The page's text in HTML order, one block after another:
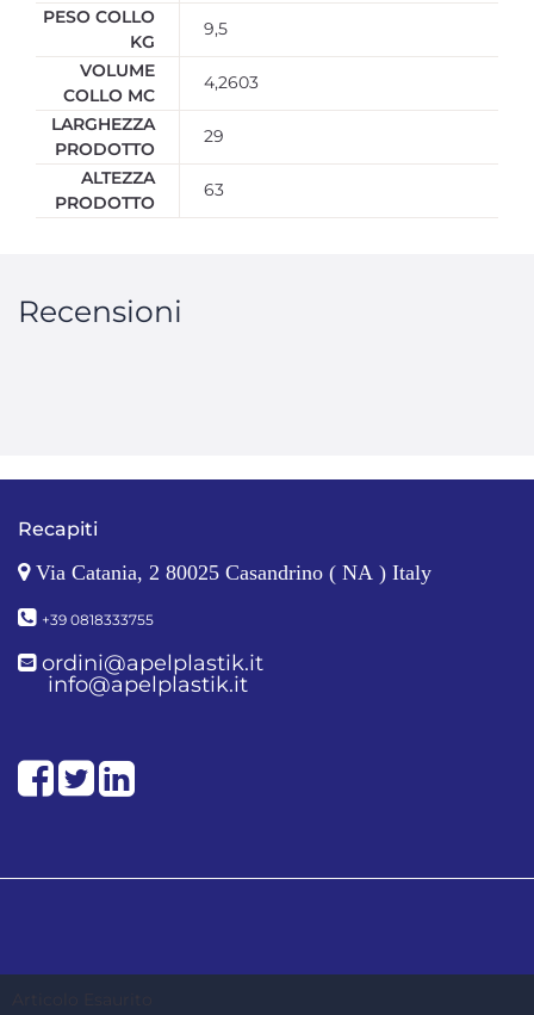
PESO COLLO
KG
9,5
VOLUME
COLLO MC
4,2603
LARGHEZZA
PRODOTTO
29
ALTEZZA
PRODOTTO
63
Recensioni
Recapiti
Via Catania, 2 80025 Casandrino ( NA ) Italy
+39 0818333755
ordini@apelplastik.it
info@apelplastik.it
Facebook
TwitterLinkedIn